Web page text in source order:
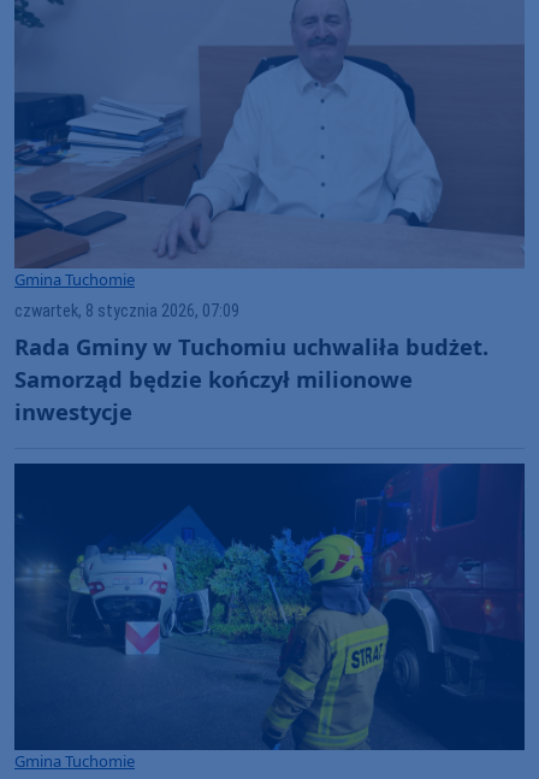
Gmina Tuchomie
czwartek, 8 stycznia 2026, 07:09
Rada Gminy w Tuchomiu uchwaliła budżet.
Samorząd będzie kończył milionowe
inwestycje
Gmina Tuchomie